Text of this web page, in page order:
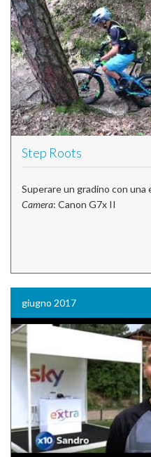
Step Roots
Superare un gradino con una
Camera: Canon G7x II
giugno 2017